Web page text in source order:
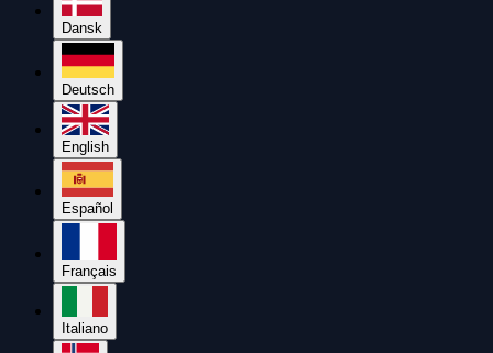
Dansk
Deutsch
English
Español
Français
Italiano